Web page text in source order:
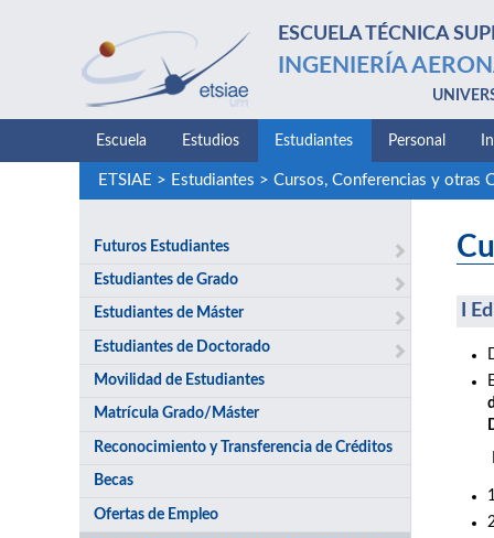
ESCUELA TÉCNICA
INGENIERÍA
Escuela Estudios Estudiantes Personal
ETSIAE > Estudiantes > Cursos, Conferencias y otras
Futuros Estudiantes
Estudiantes de Grado
Estudiantes de Máster
Estudiantes de Doctorado
Movilidad de Estudiantes
Matrícula Grado/Máster
Reconocimiento y Transferencia de Créditos
Becas
Ofertas de Empleo
I